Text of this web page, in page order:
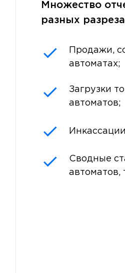
Множество
разных
Продажи,
автоматах;
Загрузки
автоматов;
Сводные
автоматов,